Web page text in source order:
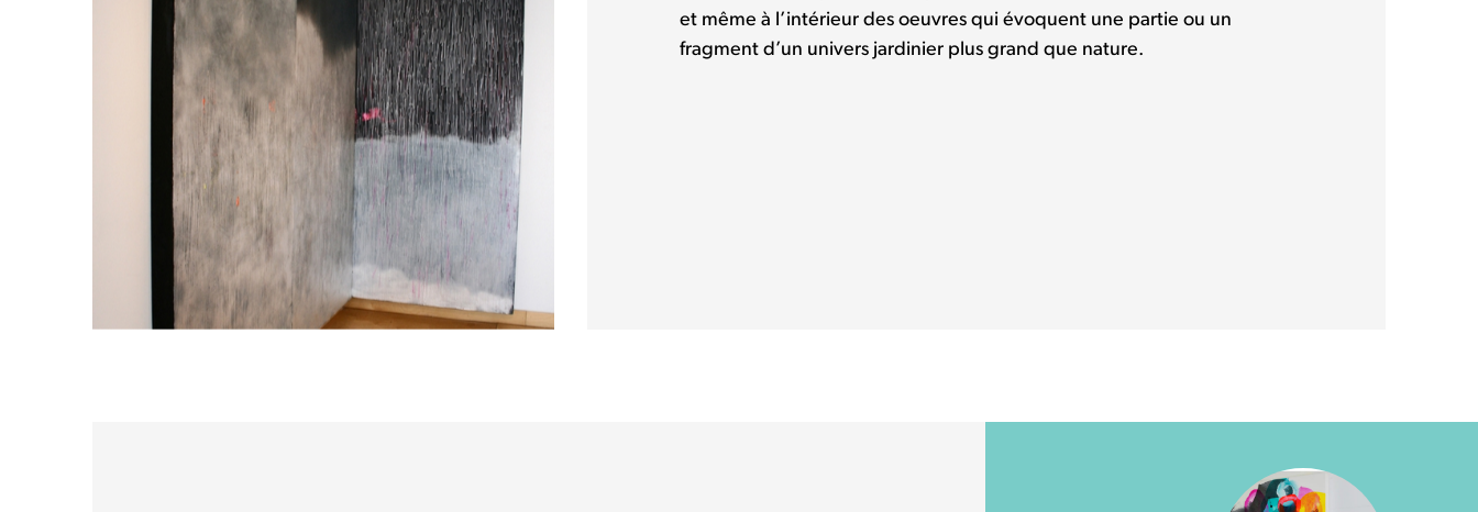
et même à l’intérieur des oeuvres qui évoquent une partie ou un
fragment d’un univers jardinier plus grand que nature.